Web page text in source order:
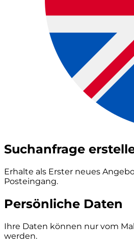
Suchanfrage
Erhalte als Erster neues
Posteingang.
Persönliche Daten
Ihre Daten können nur vom
werden.